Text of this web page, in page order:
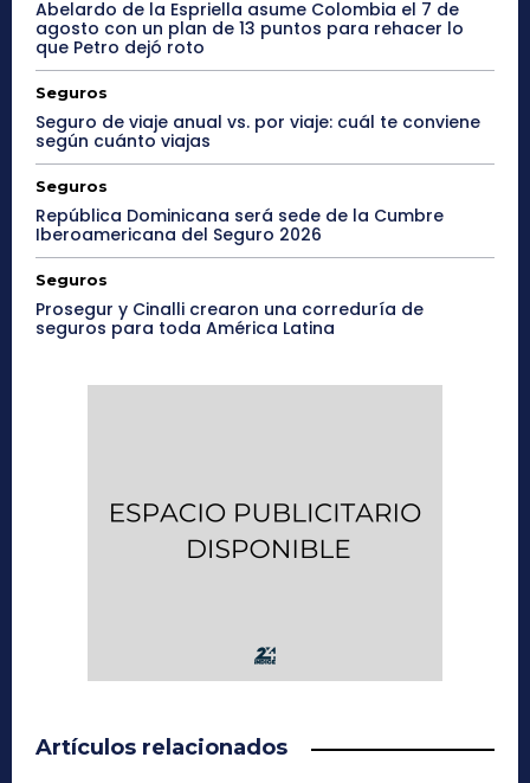
Abelardo de la Espriella asume Colombia el 7 de
agosto con un plan de 13 puntos para rehacer lo
que Petro dejó roto
Seguros
Seguro de viaje anual vs. por viaje: cuál te conviene
según cuánto viajas
Seguros
República Dominicana será sede de la Cumbre
Iberoamericana del Seguro 2026
Seguros
Prosegur y Cinalli crearon una correduría de
seguros para toda América Latina
Artículos relacionados